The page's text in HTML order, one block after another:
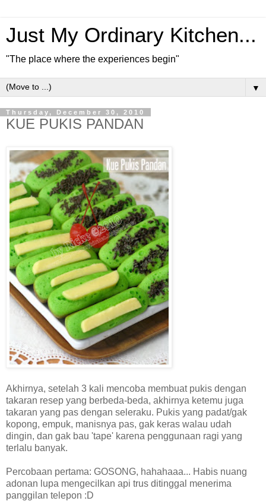
Just My Ordinary Kitchen...
"The place where the experiences begin"
▼
Thursday, December 30, 2010
KUE PUKIS PANDAN
Akhirnya, setelah 3 kali mencoba membuat pukis dengan
takaran resep yang berbeda-beda, akhirnya ketemu juga
takaran yang pas dengan seleraku. Pukis yang padat/gak
kopong, empuk, manisnya pas, gak keras walau udah
dingin, dan gak bau 'tape' karena penggunaan ragi yang
terlalu banyak.
Percobaan pertama: GOSONG, hahahaaa... Habis nuang
adonan lupa mengecilkan api trus ditinggal menerima
panggilan telepon :D